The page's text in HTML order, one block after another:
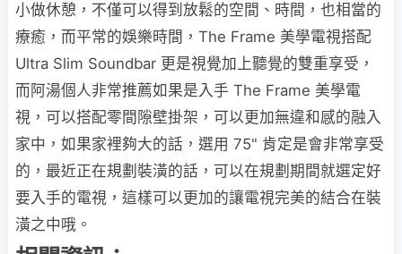
小做休憩，不僅可以得到放鬆的空間、時間，也相當的
療癒，而平常的娛樂時間，The Frame 美學電視搭配
Ultra Slim Soundbar 更是視覺加上聽覺的雙重享受，
而阿湯個人非常推薦如果是入手 The Frame 美學電
視，可以搭配零間隙壁掛架，可以更加無違和感的融入
家中，如果家裡夠大的話，選用 75" 肯定是會非常享受
的，最近正在規劃裝潢的話，可以在規劃期間就選定好
要入手的電視，這樣可以更加的讓電視完美的結合在裝
潢之中哦。